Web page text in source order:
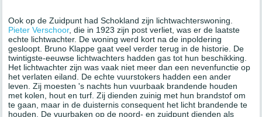
Ook op de Zuidpunt had Schokland zijn lichtwachterswoning.
Pieter Verschoor, die in 1923 zijn post verliet, was er de laatste
echte lichtwachter. De woning werd kort na de inpoldering
gesloopt. Bruno Klappe gaat veel verder terug in de historie. De
twintigste-eeuwse lichtwachters hadden gas tot hun beschikking.
Het lichtwachter zijn was vaak niet meer dan een nevenfunctie op
het verlaten eiland. De echte vuurstokers hadden een ander
leven. Zij moesten 's nachts hun vuurbaak brandende houden
met kolen, hout en turf. Zij dienden zuinig met hun brandstof om
te gaan, maar in de duisternis consequent het licht brandende te
houden. De vuurbaken op de noord- en zuidpunt dienden als